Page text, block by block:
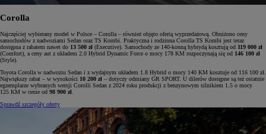
Corolla
Najczęściej wybierany model w Polsce – Corolla – również objęto ofertą wyprzedażową. Obniżono ceny
samochodów z nadwoziami Sedan oraz TS Kombi. Praktyczna i rodzinna Corolla TS Kombi jest teraz
dostępna z rabatem nawet do 13 500 zł (Executive). Samochody ze 140-konną hybrydą kosztują od 119 000 zł
(Comfort), a ceny aut z układem 2.0 Hybrid Dynamic Force o mocy 178 KM rozpoczynają się od 146 100 zł
(Style).
Toyota Corolla w nadwoziu Sedan i z wydajnym układem 1.8 Hybrid o mocy 140 KM kosztuje od 116 100 zł.
Największy rabat – w wysokości 10 200 zł – dotyczy odmiany GR SPORT. U dilerów dostępne są też ostatnie
egzemplarze wybranych wersji Corolli Sedan z 2024 roku produkcji z benzynowym silnikiem 1.5 o mocy
125 KM w cenie od 98 900 zł
Sprawdź szczegóły oferty